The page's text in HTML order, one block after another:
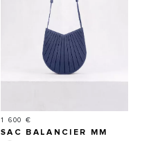
Prix
1 600 €
SAC BALANCIER MM